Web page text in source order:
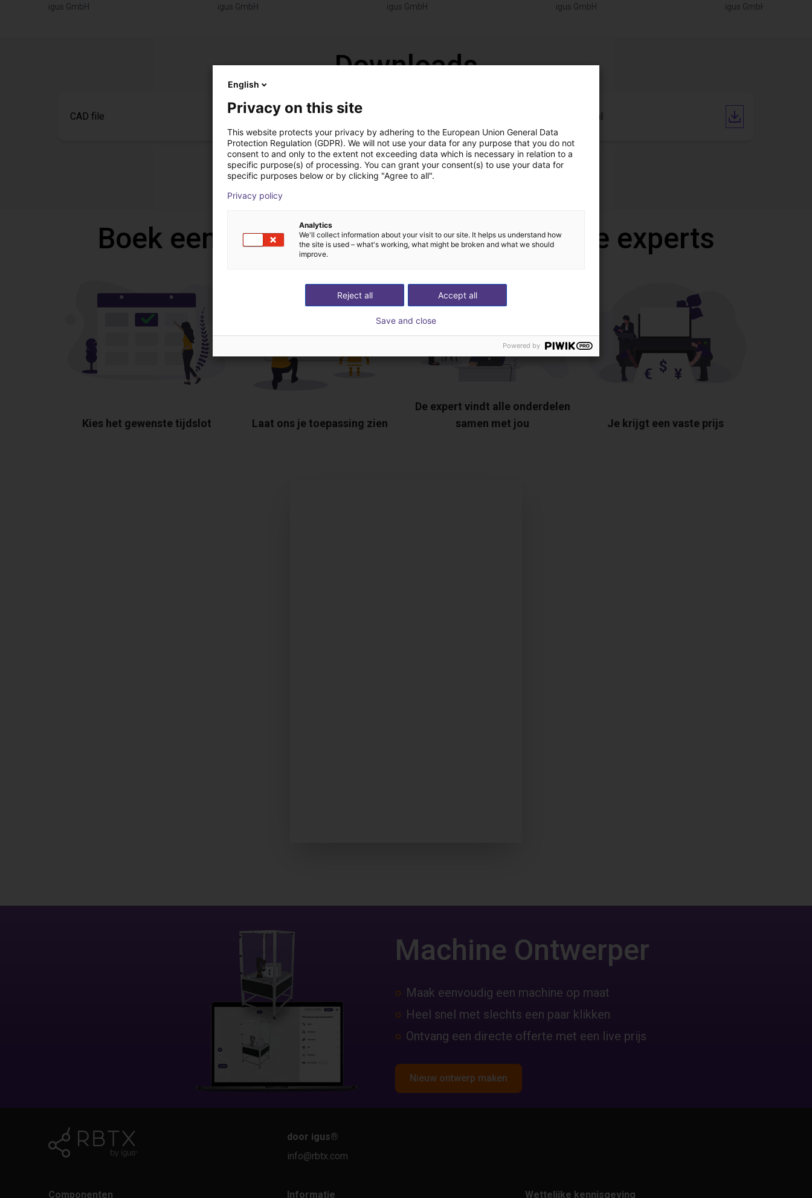
igus GmbH igus GmbH igus GmbH igus GmbH igus GmbH
Downloads
CAD file Catalog User Manual
Download all
Boek een gratis videogesprek met onze experts
Kies het gewenste tijdslot Laat ons je toepassing zien
De expert vindt alle onderdelen
samen met jou
Je krijgt een vaste prijs
Machine Ontwerper
Maak eenvoudig een machine op maat
Heel snel met slechts een paar klikken
Ontvang een directe offerte met een live prijs
Nieuw ontwerp maken
door igus®
info@rbtx.com
Componenten Informatie Wettelijke kennisgeving
English
Privacy on this site
This website protects your privacy by adhering to the European Union General Data
Protection Regulation (GDPR). We will not use your data for any purpose that you do not
consent to and only to the extent not exceeding data which is necessary in relation to a
specific purpose(s) of processing. You can grant your consent(s) to use your data for
specific purposes below or by clicking "Agree to all".
Privacy policy
Analytics
We'll collect information about your visit to our site. It helps us understand how
the site is used – what's working, what might be broken and what we should
improve.
Accept all
Reject all
Save and close
Powered by